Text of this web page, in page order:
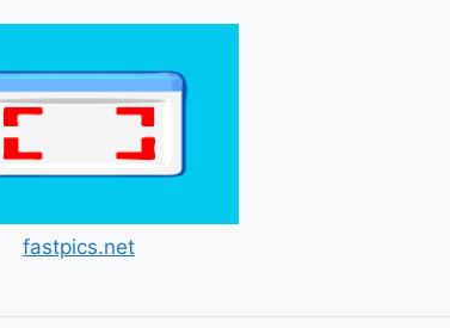
fastpics.net